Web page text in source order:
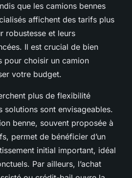
que les camions bennes
affichent des tarifs plus
robustesse et leurs
Il est crucial de bien
pour choisir un camion
votre budget.
plus de flexibilité
solutions sont envisageables.
benne, souvent proposée à
permet de bénéficier d’un
initial important, idéal
Par ailleurs, l’achat